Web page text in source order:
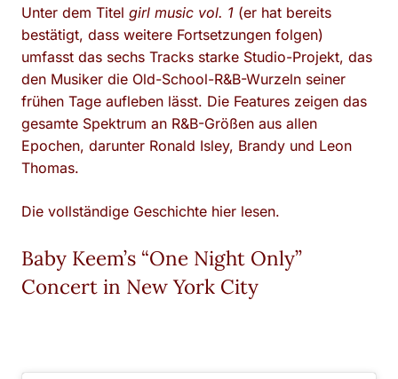
Unter dem Titel girl music vol. 1 (er hat bereits
bestätigt, dass weitere Fortsetzungen folgen)
umfasst das sechs Tracks starke Studio-Projekt, das
den Musiker die Old-School-R&B-Wurzeln seiner
frühen Tage aufleben lässt. Die Features zeigen das
gesamte Spektrum an R&B-Größen aus allen
Epochen, darunter Ronald Isley, Brandy und Leon
Thomas.
Die vollständige Geschichte hier lesen.
Baby Keem’s “One Night Only”
Concert in New York City